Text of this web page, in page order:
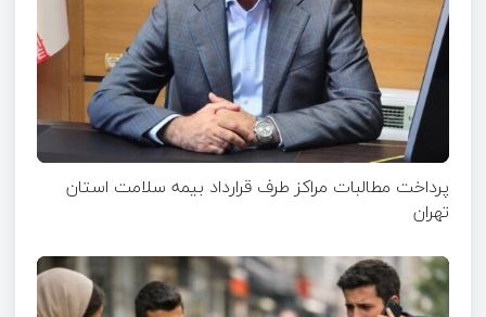
پرداخت مطالبات مراکز طرف قرارداد بیمه سلامت استان
تهران